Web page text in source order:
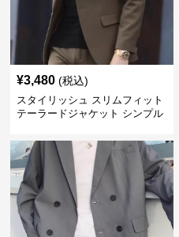
¥3,480 (税込)
スタイリッシュ スリムフィット
テーラードジャケット シンプル